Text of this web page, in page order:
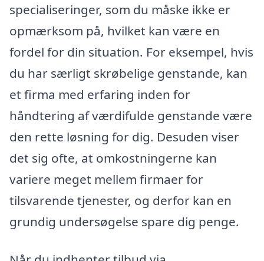
specialiseringer, som du måske ikke er
opmærksom på, hvilket kan være en
fordel for din situation. For eksempel, hvis
du har særligt skrøbelige genstande, kan
et firma med erfaring inden for
håndtering af værdifulde genstande være
den rette løsning for dig. Desuden viser
det sig ofte, at omkostningerne kan
variere meget mellem firmaer for
tilsvarende tjenester, og derfor kan en
grundig undersøgelse spare dig penge.